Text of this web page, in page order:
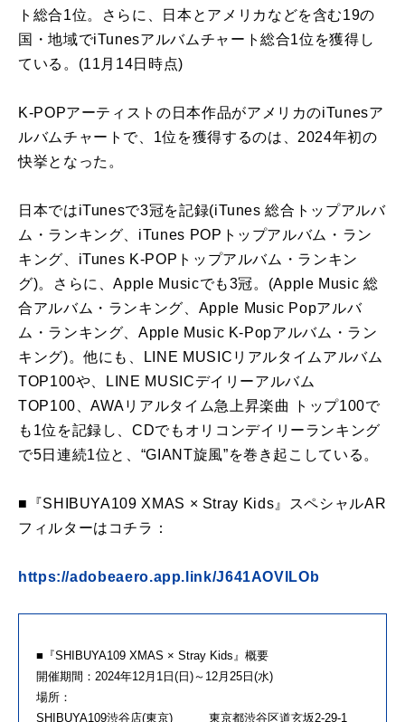
ト総合1位。さらに、日本とアメリカなどを含む19の
国・地域でiTunesアルバムチャート総合1位を獲得し
ている。(11月14日時点)
K-POPアーティストの日本作品がアメリカのiTunesア
ルバムチャートで、1位を獲得するのは、2024年初の
快挙となった。
日本ではiTunesで3冠を記録(iTunes 総合トップアルバ
ム・ランキング、iTunes POPトップアルバム・ラン
キング、iTunes K-POPトップアルバム・ランキン
グ)。さらに、Apple Musicでも3冠。(Apple Music 総
合アルバム・ランキング、Apple Music Popアルバ
ム・ランキング、Apple Music K-Popアルバム・ラン
キング)。他にも、LINE MUSICリアルタイムアルバム
TOP100や、LINE MUSICデイリーアルバム
TOP100、AWAリアルタイム急上昇楽曲 トップ100で
も1位を記録し、CDでもオリコンデイリーランキング
で5日連続1位と、“GIANT旋風”を巻き起こしている。
■『SHIBUYA109 XMAS × Stray Kids』スペシャルAR
フィルターはコチラ：
https://adobeaero.app.link/J641AOVlLOb
■『SHIBUYA109 XMAS × Stray Kids』概要
開催期間：2024年12月1日(日)～12月25日(水)
場所：
SHIBUYA109渋谷店(東京) 東京都渋谷区道玄坂2-29-1